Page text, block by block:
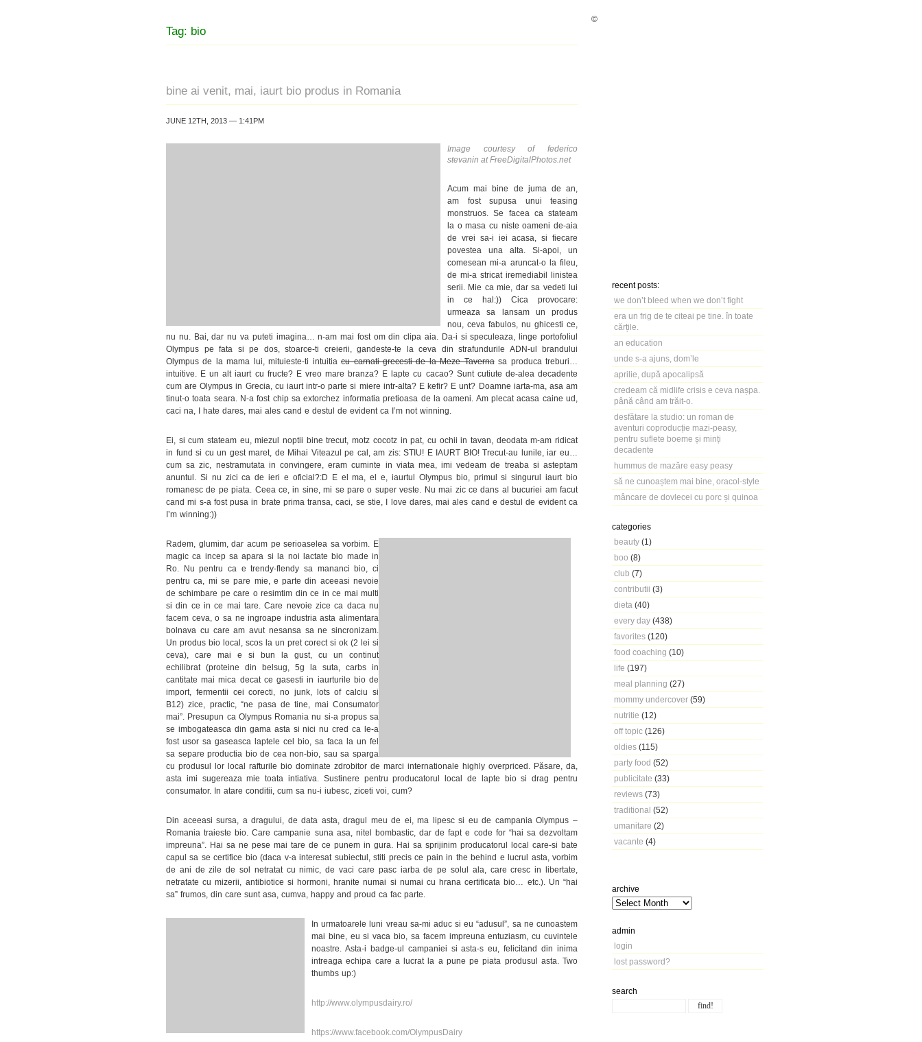
recent posts:
we don’t bleed when we don’t fight
era un frig de te citeai pe tine. în toate
cărțile.
an education
unde s-a ajuns, dom’le
aprilie, după apocalipsă
credeam că midlife crisis e ceva nașpa.
până când am trăit-o.
desfătare la studio: un roman de
aventuri coproducție mazi-peasy,
pentru suflete boeme și minți
decadente
hummus de mazăre easy peasy
să ne cunoaștem mai bine, oracol-style
mâncare de dovlecei cu porc și quinoa
categories
beauty (1)
boo (8)
club (7)
contributii (3)
dieta (40)
every day (438)
favorites (120)
food coaching (10)
life (197)
meal planning (27)
mommy undercover (59)
nutritie (12)
off topic (126)
oldies (115)
party food (52)
publicitate (33)
reviews (73)
traditional (52)
umanitare (2)
vacante (4)
archive
admin
login
lost password?
search
Tag: bio
bine ai venit, mai, iaurt bio produs in Romania
JUNE 12TH, 2013 — 1:41PM
Image courtesy of federico
stevanin atFreeDigitalPhotos.net
Acum mai bine de juma de an,
am fost supusa unui teasing
monstruos. Se facea ca stateam
la o masa cu niste oameni de-aia
de vrei sa-i iei acasa, si fiecare
povestea una alta. Si-apoi, un
comesean mi-a aruncat-o la fileu,
de mi-a stricat iremediabil linistea
serii. Mie ca mie, dar sa vedeti lui
in ce hal:)) Cica provocare:
urmeaza sa lansam un produs
nou, ceva fabulos, nu ghicesti ce,
nu nu. Bai, dar nu va puteti imagina… n-am mai fost om din clipa aia. Da-i si speculeaza, linge portofoliul
Olympus pe fata si pe dos, stoarce-ti creierii, gandeste-te la ceva din strafundurile ADN-ul brandului
Olympus de la mama lui, mituieste-ti intuitiacu carnati grecesti de la Meze Tavernasa produca treburi…
intuitive. E un alt iaurt cu fructe? E vreo mare branza? E lapte cu cacao? Sunt cutiute de-alea decadente
cum are Olympus in Grecia, cu iaurt intr-o parte si miere intr-alta? E kefir? E unt? Doamne iarta-ma, asa am
tinut-o toata seara. N-a fost chip sa extorchez informatia pretioasa de la oameni. Am plecat acasa caine ud,
caci na, I hate dares, mai ales cand e destul de evident ca I’m not winning.
Ei, si cum stateam eu, miezul noptii bine trecut, motz cocotz in pat, cu ochii in tavan, deodata m-am ridicat
in fund si cu un gest maret, de Mihai Viteazul pe cal, am zis: STIU! E IAURT BIO! Trecut-au lunile, iar eu…
cum sa zic, nestramutata in convingere, eram cuminte in viata mea, imi vedeam de treaba si asteptam
anuntul. Si nu zici ca de ieri e oficial?:D E el ma, el e, iaurtul Olympus bio, primul si singurul iaurt bio
romanesc de pe piata. Ceea ce, in sine, mi se pare o super veste. Nu mai zic ce dans al bucuriei am facut
cand mi s-a fost pusa in brate prima transa, caci, se stie, I love dares, mai ales cand e destul de evident ca
I’m winning:))
Radem, glumim, dar acum pe serioaselea sa vorbim. E
magic ca incep sa apara si la noi lactate bio made in
Ro. Nu pentru ca e trendy-flendy sa mananci bio, ci
pentru ca, mi se pare mie, e parte din aceeasi nevoie
de schimbare pe care o resimtim din ce in ce mai multi
si din ce in ce mai tare. Care nevoie zice ca daca nu
facem ceva, o sa ne ingroape industria asta alimentara
bolnava cu care am avut nesansa sa ne sincronizam.
Un produs bio local, scos la un pret corect si ok (2 lei si
ceva), care mai e si bun la gust, cu un continut
echilibrat (proteine din belsug, 5g la suta, carbs in
cantitate mai mica decat ce gasesti in iaurturile bio de
import, fermentii cei corecti, no junk, lots of calciu si
B12) zice, practic, “ne pasa de tine, mai Consumator
mai”. Presupun ca Olympus Romania nu si-a propus sa
se imbogateasca din gama asta si nici nu cred ca le-a
fost usor sa gaseasca laptele cel bio, sa faca la un fel
sa separe productia bio de cea non-bio, sau sa sparga
cu produsul lor local rafturile bio dominate zdrobitor de marci internationale highly overpriced. Păsare, da,
asta imi sugereaza mie toata intiativa. Sustinere pentru producatorul local de lapte bio si drag pentru
consumator. In atare conditii, cum sa nu-i iubesc, ziceti voi, cum?
Din aceeasi sursa, a dragului, de data asta, dragul meu de ei, ma lipesc si eu de campania Olympus –
Romania traieste bio. Care campanie suna asa, nitel bombastic, dar de fapt e code for “hai sa dezvoltam
impreuna”. Hai sa ne pese mai tare de ce punem in gura. Hai sa sprijinim producatorul local care-si bate
capul sa se certifice bio (daca v-a interesat subiectul, stiti precis ce pain in the behind e lucrul asta, vorbim
de ani de zile de sol netratat cu nimic, de vaci care pasc iarba de pe solul ala, care cresc in libertate,
netratate cu mizerii, antibiotice si hormoni, hranite numai si numai cu hrana certificata bio… etc.). Un “hai
sa” frumos, din care sunt asa, cumva, happy and proud ca fac parte.
In urmatoarele luni vreau sa-mi aduc si eu “adusul”, sa ne cunoastem
mai bine, eu si vaca bio, sa facem impreuna entuziasm, cu cuvintele
noastre. Asta-i badge-ul campaniei si asta-s eu, felicitand din inima
intreaga echipa care a lucrat la a pune pe piata produsul asta. Two
thumbs up:)
http://www.olympusdairy.ro/
https://www.facebook.com/OlympusDairy
©